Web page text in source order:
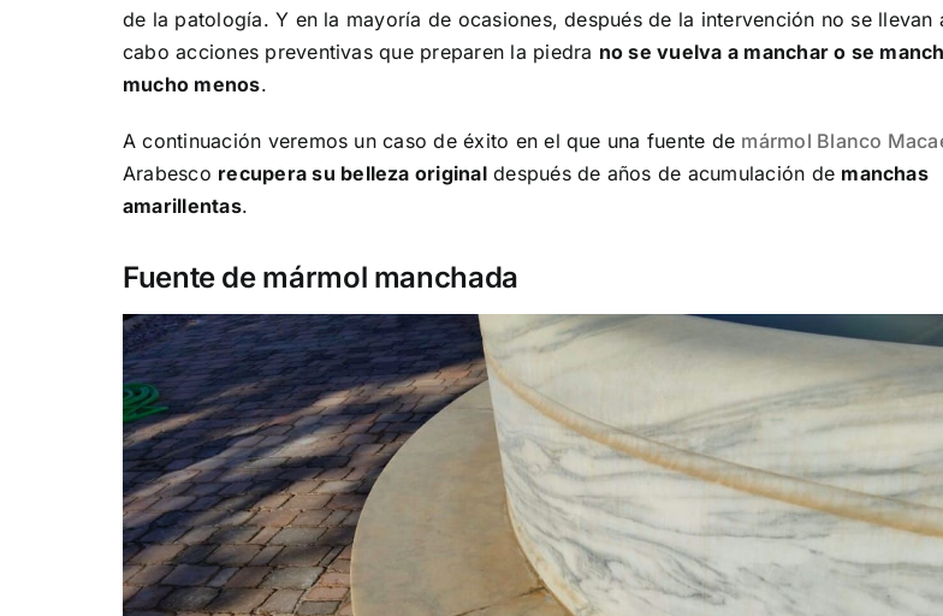
de la patología. Y en la mayoría de ocasiones, después de la intervención no se llevan
cabo acciones preventivas que preparen la piedra no se vuelva a manchar o se
mucho menos.
A continuación veremos un caso de éxito en el que una fuente de mármol Blanco
Arabesco recupera su belleza originaldespués de años de acumulación de manchas
amarillentas.
Fuente de mármol manchada